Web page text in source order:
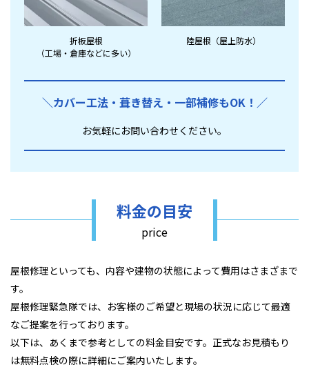
折板屋根
（工場・倉庫などに多い）
陸屋根（屋上防水）
＼カバー工法・葺き替え・ 一部補修もOK！／
お気軽にお問い合わせください。
料金の目安
price
屋根修理といっても、内容や建物の状態によって費用はさまざまで
す。
屋根修理緊急隊では、お客様のご希望と現場の状況に応じて最適
なご提案を行っております。
以下は、あくまで参考としての料金目安です。正式なお見積もり
は無料点検の際に詳細にご案内いたします。